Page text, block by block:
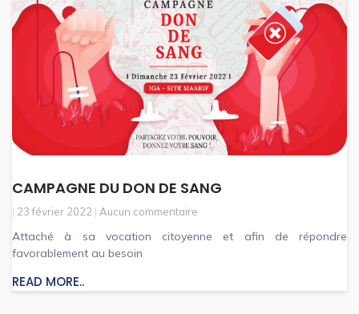
CAMPAGNE DU DON DE SANG
23 février 2022 Aucun commentaire
Attaché à sa vocation citoyenne et afin de répondre
favorablement au besoin
READ MORE..